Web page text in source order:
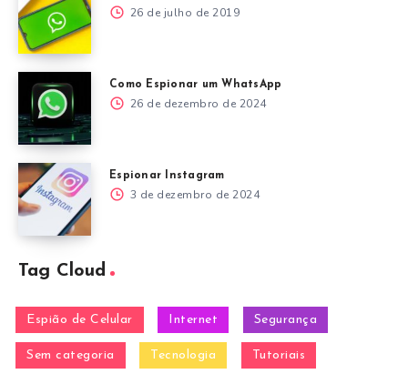
26 de julho de 2019
Como Espionar um WhatsApp
26 de dezembro de 2024
Espionar Instagram
3 de dezembro de 2024
Tag Cloud
Espião de Celular Internet Segurança
Sem categoria Tecnologia Tutoriais